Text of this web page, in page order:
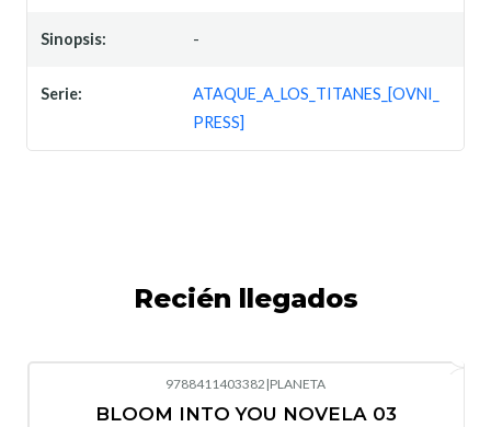
Sinopsis: -
Serie:
ATAQUE_A_LOS_TITANES_[OVNI_
PRESS]
Recién llegados
9788411403382 |PLANETA
BLOOM INTO YOU NOVELA 03